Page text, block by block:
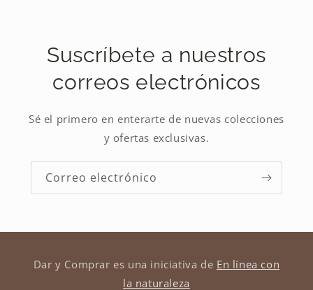
Suscríbete a nuestros
correos electrónicos
Sé el primero en enterarte de nuevas colecciones
y ofertas exclusivas.
Correo electrónico
Dar y Comprar es una iniciativa de En línea con
la naturaleza